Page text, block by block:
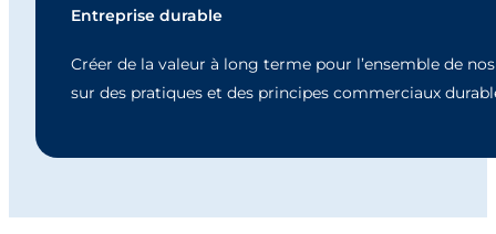
Entreprise durable
Créer de la valeur à long terme pour l’ensemble de
sur des pratiques et des principes commerciaux